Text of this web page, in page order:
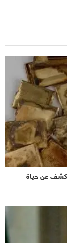
يكشف عن حياة